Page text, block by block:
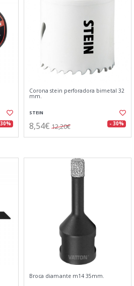
Corona stein perforadora bimetal 32
mm.
STEIN
8,54€ 12,20€ - 30%
Broca diamante m14 35mm.